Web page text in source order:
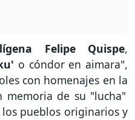
Felipe Quispe,
o cóndor en aimara",
con homenajes en la
memoria de su "lucha"
pueblos originarios y